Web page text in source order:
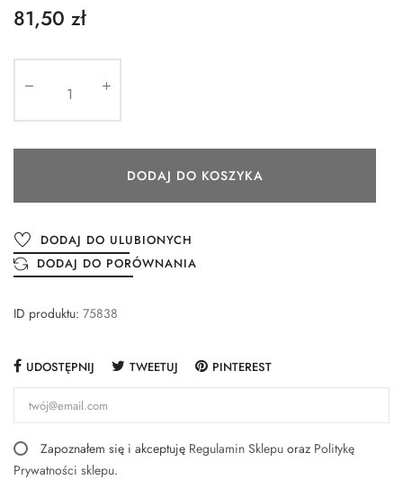
81,50 zł
DODAJ DO KOSZYKA
DODAJ DO ULUBIONYCH
DODAJ DO PORÓWNANIA
ID produktu: 75838
UDOSTĘPNIJ TWEETUJ PINTEREST
Zapoznałem się i akceptuję Regulamin Sklepu oraz Politykę
Prywatności sklepu.